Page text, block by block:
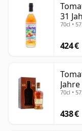
31
70cl •
424 €
70cl •
438 €